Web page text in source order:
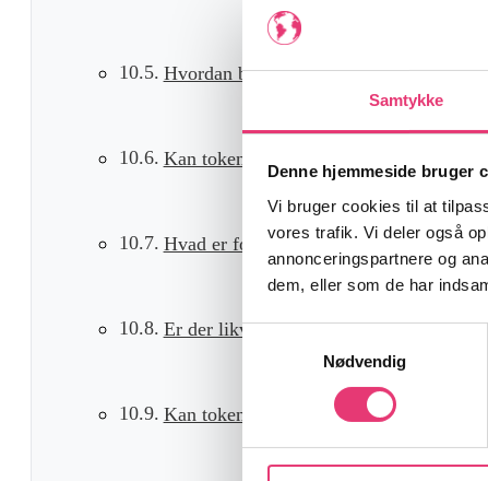
Samtykke
Denne hjemmeside bruger
Vi bruger cookies til at
vores trafik. Vi deler også
annonceringspartnere og
dem, eller som de har
Samtykkevalg
Nødvendig
Hvordan beskattes tokeniserede aktiver
Kan tokeniserede aktiver bruges som
Hvad er forskellen på fungible og non-
Er der likviditetsrisiko ved tokeniserede
Kan tokenisering bruges uden for